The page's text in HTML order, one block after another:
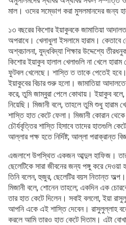
মাল। ওদের সম্ভোগ করা মুসলমানদের জন্য
১৩ বছরের কিশোর ইয়াকুবকে জামাতিয়া
অপরাধে। খেলাধুলা ইসলামে হারাম। কেতাবে
অশ্বচালনা, যুদ্ধবিদ্যা শিক্ষার উদ্দেশ্যে
কিশোর ইয়াকুব হালাল খেলাগুলি না খেলে
ফুটবল খেলেছে। শাস্তি ত তাকে পেতেই
ইয়াকুবের বিচার শুরু হলো। জামাতিয়া
করে, তুমি জাম্বুরা পেলে কোথায়। ইয়াকুব বলে,
নিয়েছি। মিজানী বলে, তাহলে তুমি শুধু হারাম
শাস্তি হাত কেটে ফেলা। মিজানী কোরান
চৌর্যবৃত্তির শাস্তি হিসাবে তাদের হাতগুলি
আল্লার পক্ষ হতে নির্দিষ্ট; আল্লা পরাক্রান্ত
এজলাশে উপস্থিত একজন আব্দুল হাফিজ।
ছেলেটিকে সারা জীবনের জন্য পঙ্গু করে
তিনি বলেন, হুজুর, ছেলেটির বয়স নিতান্ত
মিজানী বলে, শোনেন তাহলে; একদিন এক
তার হাত কেটে দিলেন। সবাই বললো, ইয়া
আপনি একে এই শাস্তি দেবেন। রাসুলুল্লাহ
করলে আমি তারও হাত কেটে দিতাম। এটা